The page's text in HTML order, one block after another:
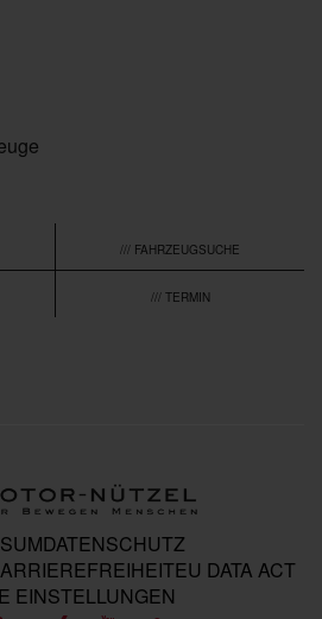
/// FAHRZEUGSUCHE
/// TERMIN
DATENSCHUTZ
EU DATA ACT
EINSTELLUNGEN